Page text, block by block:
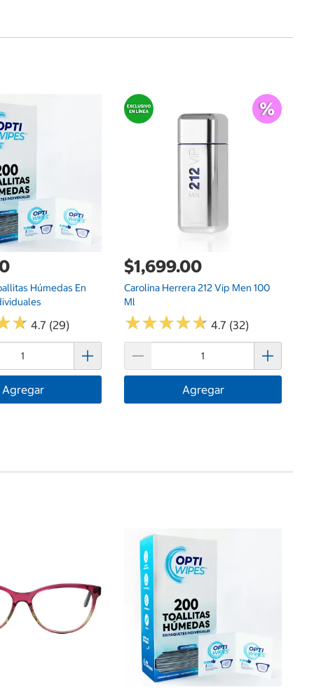
Húmedas En
★
★ 4.7 (29)
Agregar
$1,699.00
Carolina Herrera 212 Vip Men 100
Ml
★★★★★
★★★★★ 4.7 (32)
Agregar